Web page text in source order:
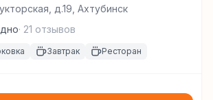
д.19, Ахтубинск
· 21 отзывов
Завтрак Ресторан